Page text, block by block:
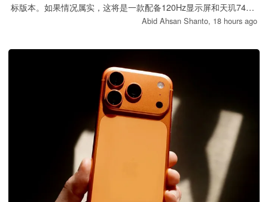
标版本。如果情况属实，这将是一款配备120Hz显示屏和天玑7400
Abid Ahsan Shanto, 18 hours ago